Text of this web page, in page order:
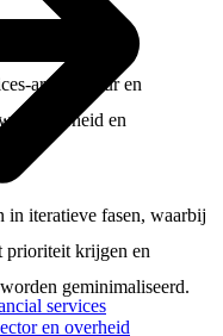
services
en overheid
architectuur en
en
in iteratieve fasen, waarbij
prioriteit krijgen en
geminimaliseerd.